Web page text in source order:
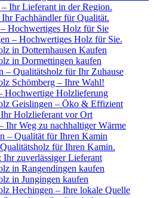
Ihr Lieferant in der Region.
Fachhändler für Qualität.
Hochwertiges Holz für Sie
– Hochwertiges Holz für Sie.
in Dotternhausen Kaufen
in Dormettingen kaufen
– Qualitätsholz für Ihr Zuhause
Schömberg – Ihre Wahl!
Hochwertige Holzlieferung
Geislingen – Öko & Effizient
Holzlieferant vor Ort
Ihr Weg zu nachhaltiger Wärme
– Qualität für Ihren Kamin
für Ihren Kamin.
zuverlässiger Lieferant
in Rangendingen kaufen
in Jungingen kaufen
Hechingen – Ihre lokale Quelle